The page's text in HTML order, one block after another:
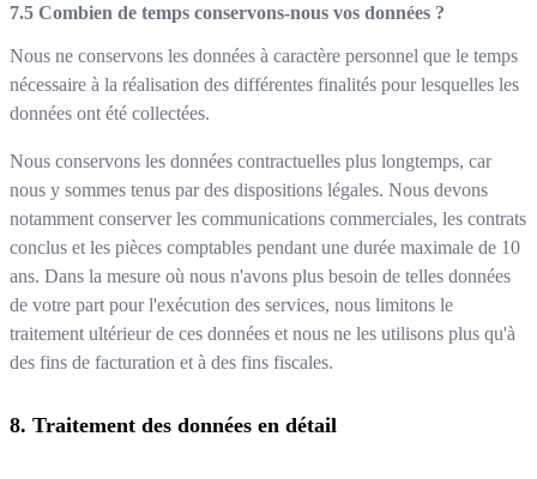
Combien de temps conservons-nous vos données ?
Nous ne conservons les données à caractère personnel que le temps
nécessaire à la réalisation des différentes finalités pour lesquelles les
données ont été collectées.
Nous conservons les données contractuelles plus longtemps, car
nous y sommes tenus par des dispositions légales. Nous devons
notamment conserver les communications commerciales, les contrats
conclus et les pièces comptables pendant une durée maximale de 10
ans. Dans la mesure où nous n'avons plus besoin de telles données
de votre part pour l'exécution des services, nous limitons le
traitement ultérieur de ces données et nous ne les utilisons plus qu'à
des fins de facturation et à des fins fiscales.
Traitement des données en détail